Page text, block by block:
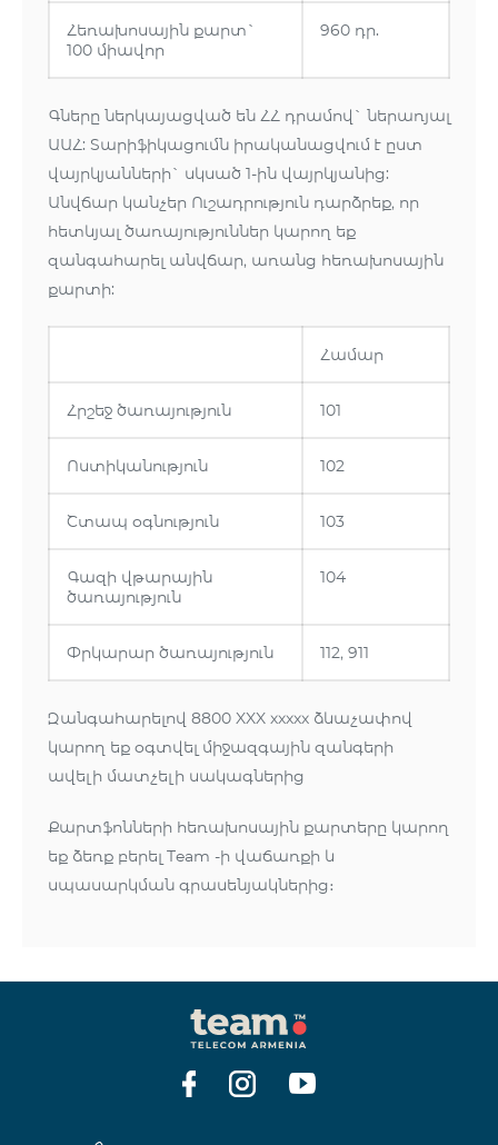
Հեռախոսային քարտ`
100 միավոր
960 դր.
Գները ներկայացված են ՀՀ դրամով` ներառյալ
ԱԱՀ: Տարիֆիկացումն իրականացվում է ըստ
վայրկյանների` սկսած 1-ին վայրկյանից:
Անվճար կանչեր Ուշադրություն դարձրեք, որ
հետևյալ ծառայություններ կարող եք
զանգահարել անվճար, առանց հեռախոսային
քարտի:
Համար
Հրշեջ ծառայություն 101
Ոստիկանություն 102
Շտապ օգնություն 103
Գազի վթարային
ծառայություն
104
Փրկարար ծառայություն 112, 911
Զանգահարելով 8800 XXX ххххх ձևաչափով
կարող եք օգտվել միջազգային զանգերի
ավելի մատչելի սակագներից
Քարտֆոնների հեռախոսային քարտերը կարող
եք ձեռք բերել Team -ի վաճառքի և
սպասարկման գրասենյակներից։